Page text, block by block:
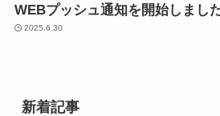
WEBプッシュ通知を開始しまし
2025.6.30
新着記事